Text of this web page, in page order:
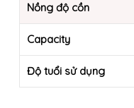
Nồng độ cồn
Capacity
Độ tuổi sử dụng